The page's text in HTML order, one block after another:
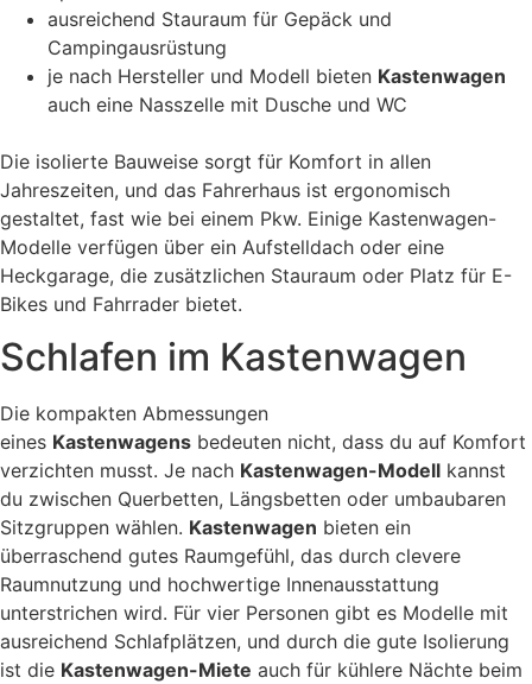
ausreichend Stauraum für Gepäck und
Campingausrüstung
je nach Hersteller und Modell bieten Kastenwagen
auch eine Nasszelle mit Dusche und WC
Die isolierte Bauweise sorgt für Komfort in allen
Jahreszeiten, und das Fahrerhaus ist ergonomisch
gestaltet, fast wie bei einem Pkw. Einige Kastenwagen-
Modelle verfügen über ein Aufstelldach oder eine
Heckgarage, die zusätzlichen Stauraum oder Platz für E-
Bikes und Fahrrader bietet.
Schlafen im Kastenwagen
Die kompakten Abmessungen
eines Kastenwagens bedeuten nicht, dass du auf Komfort
verzichten musst. Je nach Kastenwagen-Modell kannst
du zwischen Querbetten, Längsbetten oder umbaubaren
Sitzgruppen wählen. Kastenwagen bieten ein
überraschend gutes Raumgefühl, das durch clevere
Raumnutzung und hochwertige Innenausstattung
unterstrichen wird. Für vier Personen gibt es Modelle mit
ausreichend Schlafplätzen, und durch die gute Isolierung
ist die Kastenwagen-Miete auch für kühlere Nächte beim